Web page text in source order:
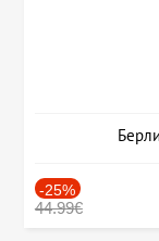
-25%
44.99€